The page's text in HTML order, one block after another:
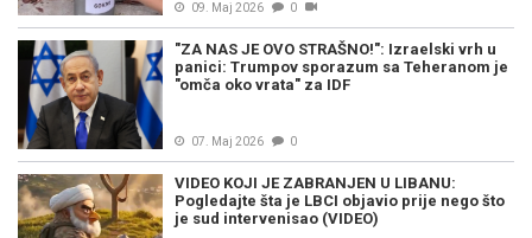
09. Maj 2026 0
"ZA NAS JE OVO STRAŠNO!": Izraelski vrh u
panici: Trumpov sporazum sa Teheranom je
"omča oko vrata" za IDF
07. Maj 2026 0
VIDEO KOJI JE ZABRANJEN U LIBANU:
Pogledajte šta je LBCI objavio prije nego što
je sud intervenisao (VIDEO)